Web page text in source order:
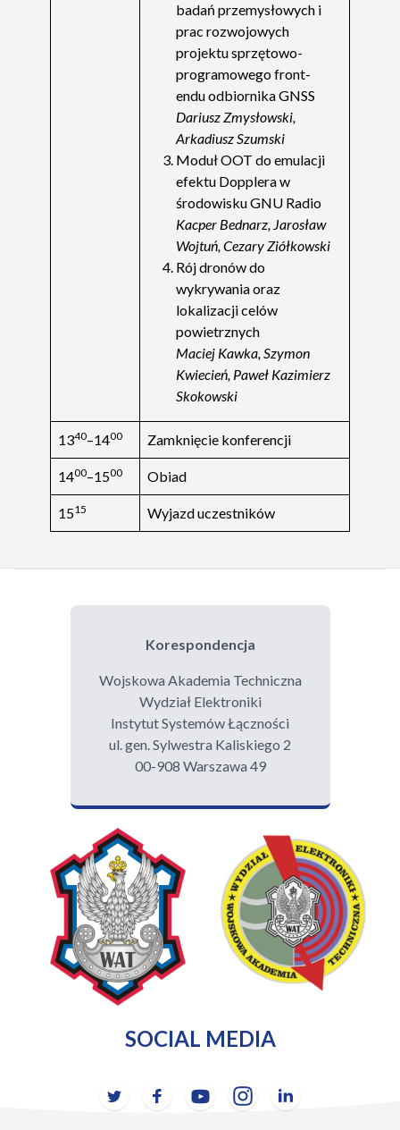
badań przemysłowych i
prac rozwojowych
projektu sprzętowo-
programowego front-
endu odbiornika GNSS
Dariusz Zmysłowski,
Arkadiusz Szumski
Moduł OOT do emulacji
efektu Dopplera w
środowisku GNU Radio
Kacper Bednarz, Jarosław
Wojtuń, Cezary Ziółkowski
Rój dronów do
wykrywania oraz
lokalizacji celów
powietrznych
Maciej Kawka, Szymon
Kwiecień, Paweł Kazimierz
Skokowski
1340–1400 Zamknięcie konferencji
1400–1500 Obiad
1515 Wyjazd uczestników
Korespondencja
Wojskowa Akademia Techniczna
Wydział Elektroniki
Instytut Systemów Łączności
ul. gen. Sylwestra Kaliskiego 2
00-908 Warszawa 49
SOCIAL MEDIA